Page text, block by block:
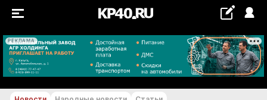
РЕКЛАМА
+18...+19 °С